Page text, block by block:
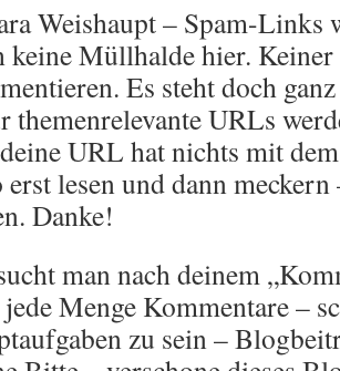
Weishaupt – Spam-Links
keine Müllhalde hier.
Es steht doch
themenrelevante URLs
URL hat nichts mit
lesen und dann
Danke!
man nach deinem
Menge Kommentare –
zu sein –